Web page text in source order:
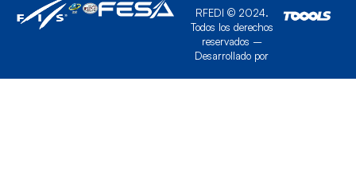
RFEDI © 2024.
Todos los derechos
reservados –
Desarrollado por